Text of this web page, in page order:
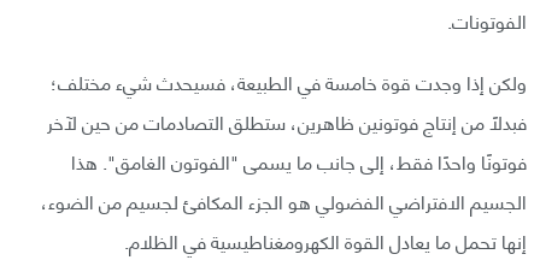
الفوتونات.
ولكن إذا وجدت قوة خامسة في الطبيعة، فسيحدث شيء مختلف؛
فبدلًا من إنتاج فوتونين ظاهرين، ستطلق التصادمات من حين لآخر
فوتونًا واحدًا فقط، إلى جانب ما يسمى "الفوتون الغامق". هذا
الجسيم الافتراضي الفضولي هو الجزء المكافئ لجسيم من الضوء،
إنها تحمل ما يعادل القوة الكهرومغناطيسية في الظلام.